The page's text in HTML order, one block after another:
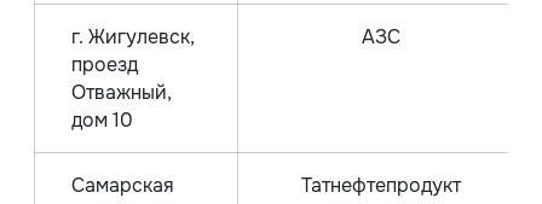
г. Жигулевск,
проезд
Отважный,
дом 10
АЗС
Самарская
Татнефтепродукт